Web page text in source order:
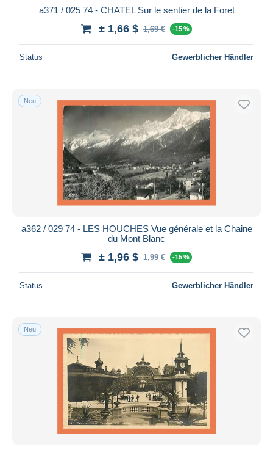
a371 / 025 74 - CHATEL Sur le sentier de la Foret
± 1,66 $ 1,69 € -15 %
Status Gewerblicher Händler
Neu
a362 / 029 74 - LES HOUCHES Vue générale et la Chaine
du Mont Blanc
± 1,96 $ 1,99 € -15 %
Status Gewerblicher Händler
Neu